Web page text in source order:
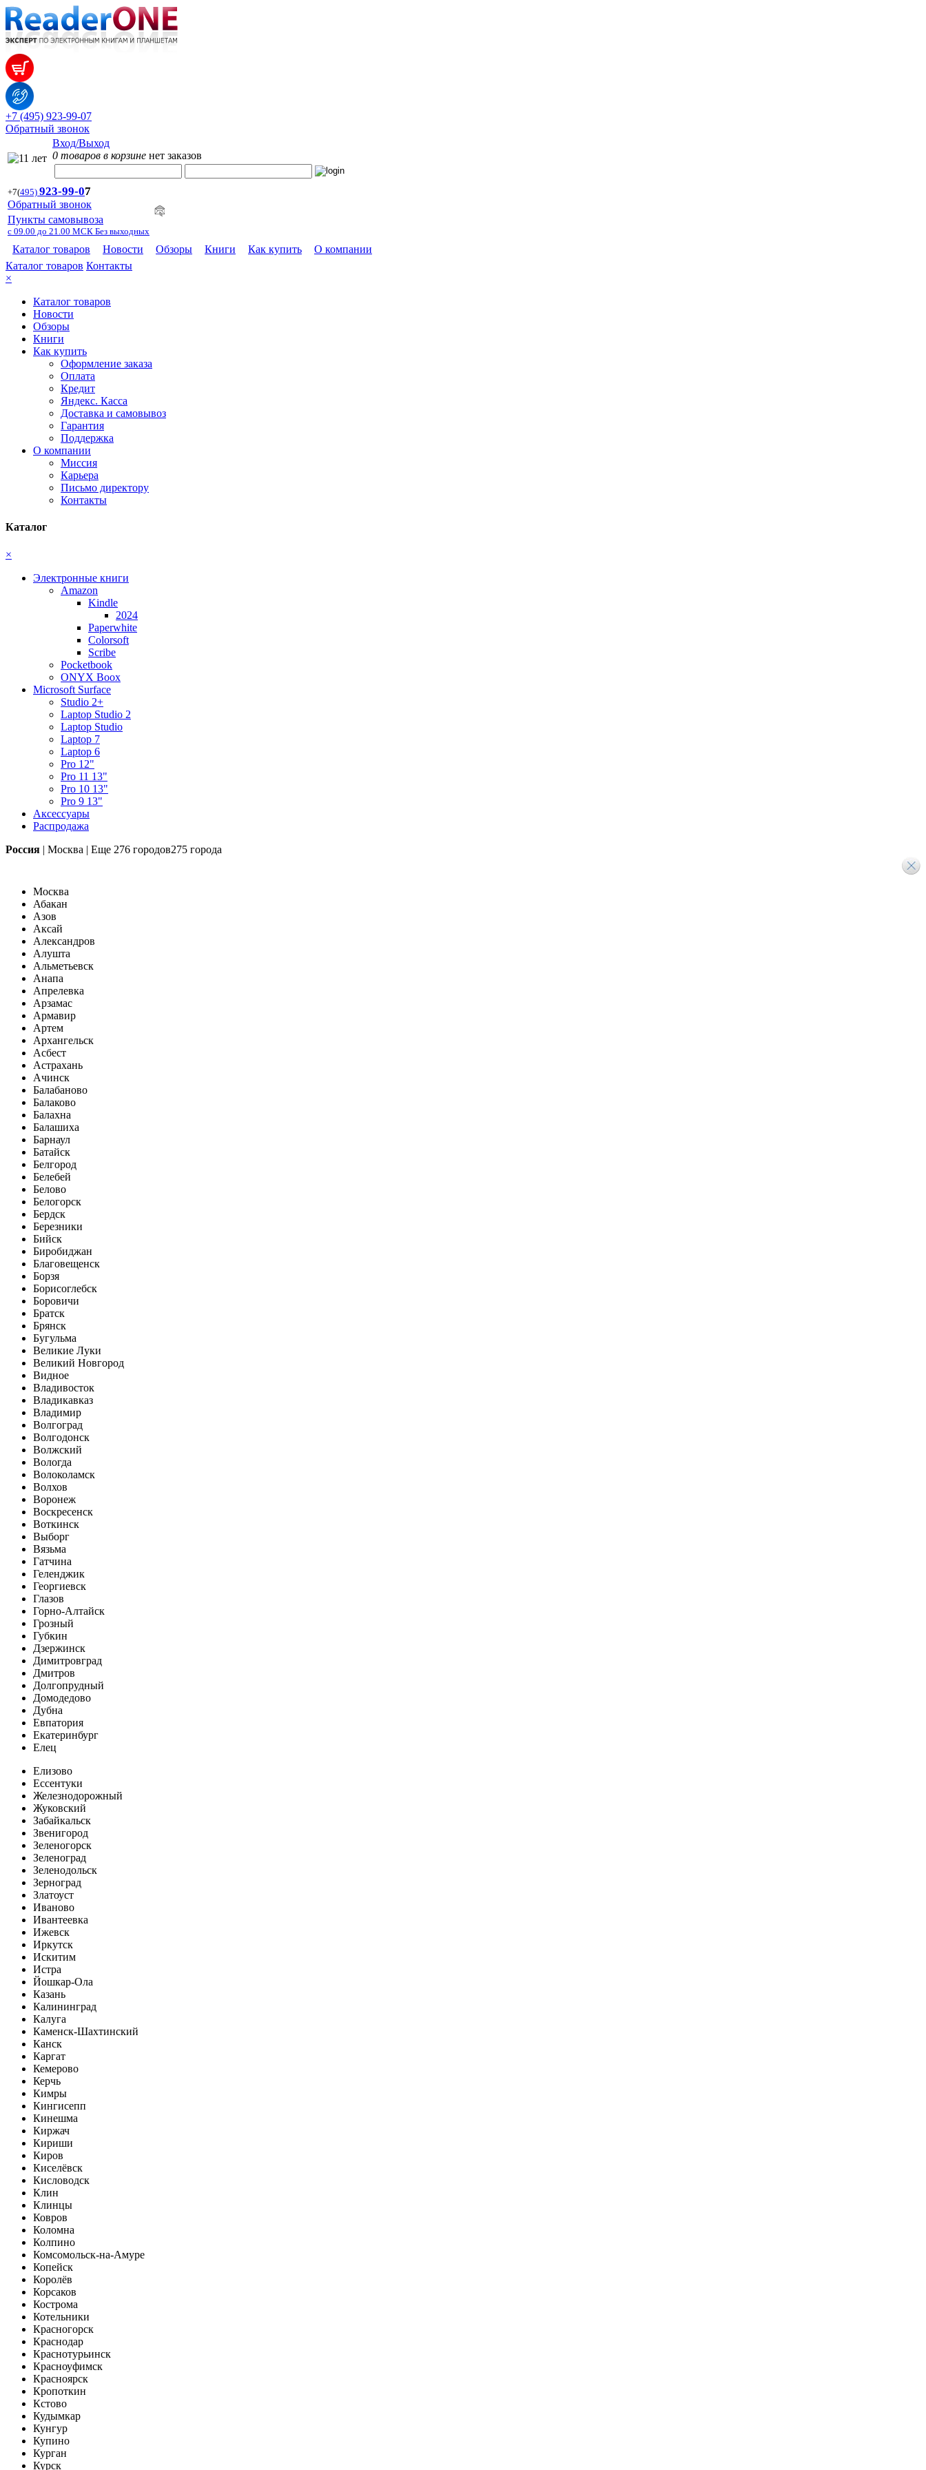
+7 (495) 923-99-07
Обратный звонок
Вход/Выход
0 товаров в корзине нет заказов
+7(495) 923-99-07
Обратный звонок
Пункты самовывоза
с 09.00 до 21.00 МСК Без выходных
Каталог товаров Новости Обзоры Книги Как купить
О компании
Каталог товаров Контакты
×
Каталог товаров
Новости
Обзоры
Книги
Как купить
Оформление заказа
Оплата
Кредит
Яндекс. Касса
Доставка и самовывоз
Гарантия
Поддержка
О компании
Миссия
Карьера
Письмо директору
Контакты
Каталог
×
Электронные книги
Amazon
Kindle
2024
Paperwhite
Colorsoft
Scribe
Pocketbook
ONYX Boox
Microsoft Surface
Studio 2+
Laptop Studio 2
Laptop Studio
Laptop 7
Laptop 6
Pro 12"
Pro 11 13"
Pro 10 13"
Pro 9 13"
Аксессуары
Распродажа
Россия | Москва | Еще 276 городов275 города
Москва
Абакан
Азов
Аксай
Александров
Алушта
Альметьевск
Анапа
Апрелевка
Арзамас
Армавир
Артем
Архангельск
Асбест
Астрахань
Ачинск
Балабаново
Балаково
Балахна
Балашиха
Барнаул
Батайск
Белгород
Белебей
Белово
Белогорск
Бердск
Березники
Бийск
Биробиджан
Благовещенск
Борзя
Борисоглебск
Боровичи
Братск
Брянск
Бугульма
Великие Луки
Великий Новгород
Видное
Владивосток
Владикавказ
Владимир
Волгоград
Волгодонск
Волжский
Вологда
Волоколамск
Волхов
Воронеж
Воскресенск
Воткинск
Выборг
Вязьма
Гатчина
Геленджик
Георгиевск
Глазов
Горно-Алтайск
Грозный
Губкин
Дзержинск
Димитровград
Дмитров
Долгопрудный
Домодедово
Дубна
Евпатория
Екатеринбург
Елец
Елизово
Ессентуки
Железнодорожный
Жуковский
Забайкальск
Звенигород
Зеленогорск
Зеленоград
Зеленодольск
Зерноград
Златоуст
Иваново
Ивантеевка
Ижевск
Иркутск
Искитим
Истра
Йошкар-Ола
Казань
Калининград
Калуга
Каменск-Шахтинский
Канск
Каргат
Кемерово
Керчь
Кимры
Кингисепп
Кинешма
Киржач
Кириши
Киров
Киселёвск
Кисловодск
Клин
Клинцы
Ковров
Коломна
Колпино
Комсомольск-на-Амуре
Копейск
Королёв
Корсаков
Кострома
Котельники
Красногорск
Краснодар
Краснотурьинск
Красноуфимск
Красноярск
Кропоткин
Кстово
Кудымкар
Кунгур
Купино
Курган
Курск